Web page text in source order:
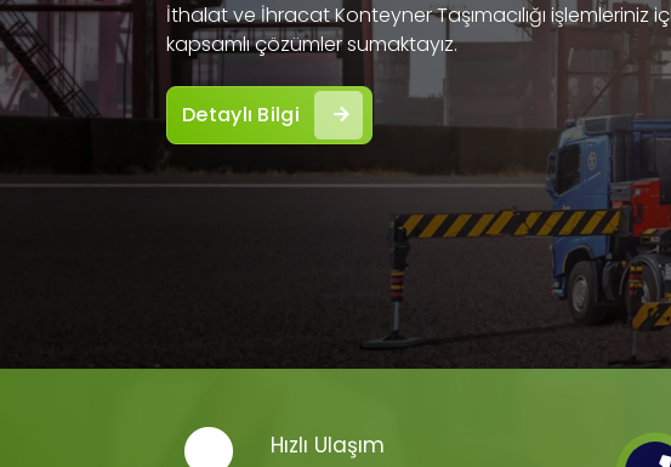
İthalat ve İhracat Konteyner Taşımacılığı işlemleriniz
kapsamlı çözümler sumaktayız.
Detaylı Bilgi
Hızlı Ulaşım